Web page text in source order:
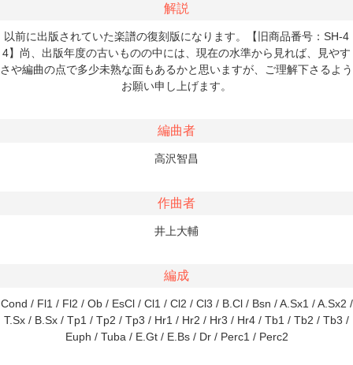
解説
以前に出版されていた楽譜の復刻版になります。【旧商品番号：SH-4
4】尚、出版年度の古いものの中には、現在の水準から見れば、見やす
さや編曲の点で多少未熟な面もあるかと思いますが、ご理解下さるよう
お願い申し上げます。
編曲者
高沢智昌
作曲者
井上大輔
編成
Cond / Fl1 / Fl2 / Ob / EsCl / Cl1 / Cl2 / Cl3 / B.Cl / Bsn / A.Sx1 / A.Sx2 /
T.Sx / B.Sx / Tp1 / Tp2 / Tp3 / Hr1 / Hr2 / Hr3 / Hr4 / Tb1 / Tb2 / Tb3 /
Euph / Tuba / E.Gt / E.Bs / Dr / Perc1 / Perc2